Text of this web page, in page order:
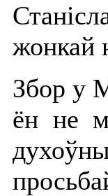
жонкай
Збор у
ён не